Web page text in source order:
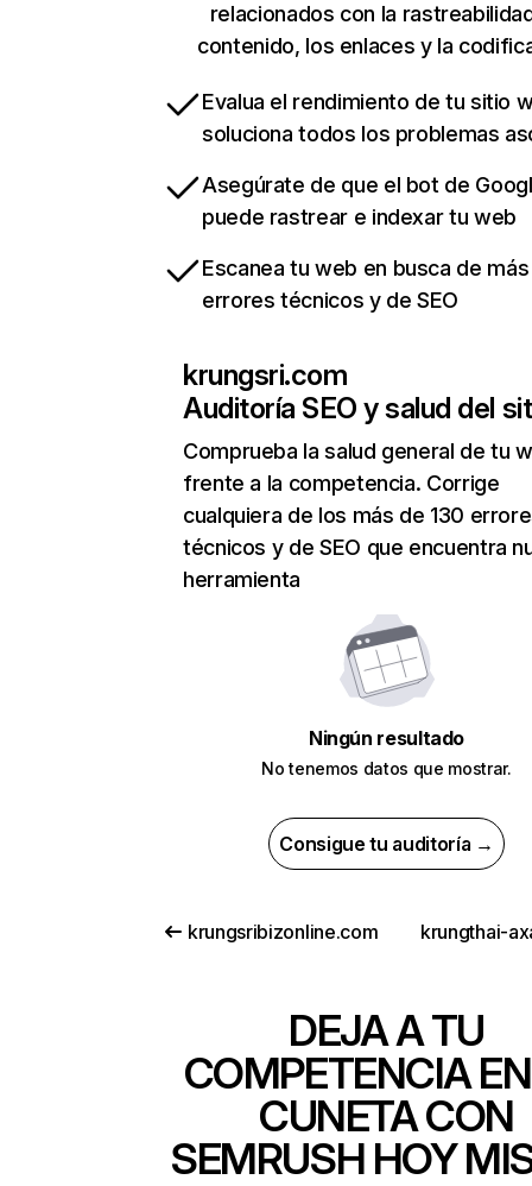
relacionados con la
contenido, los enlaces y la
Evalua el rendimiento de tu sitio
soluciona todos los problemas
Asegúrate de que el bot de
puede rastrear e indexar tu web
Escanea tu web en busca de
errores técnicos y de SEO
krungsri.com
Auditoría SEO y salud del
Comprueba la salud general de tu
frente a la competencia. Corrige
cualquiera de los más de 130
técnicos y de SEO que encuentra
herramienta
Ningún resultado
No tenemos datos que mostrar.
Consigue tu auditoría →
krungsribizonline.com krungthai-
DEJA A TU
COMPETENCIA
CUNETA CON
SEMRUSH HOY